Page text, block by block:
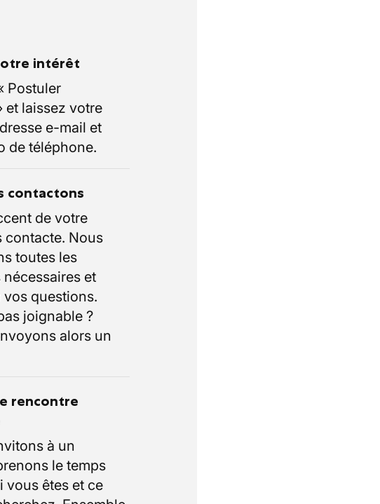
intérêt
Postuler
et laissez votre
e-mail et
de téléphone.
contactons
de votre
contacte. Nous
toutes les
et
questions.
joignable ?
alors un
rencontre
à un
le temps
vous êtes et ce